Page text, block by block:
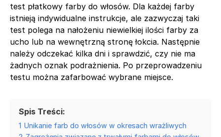
test płatkowy farby do włosów. Dla każdej farby
istnieją indywidualne instrukcje, ale zazwyczaj taki
test polega na nałożeniu niewielkiej ilości farby za
ucho lub na wewnętrzną stronę łokcia. Następnie
należy odczekać kilka dni i sprawdzić, czy nie ma
żadnych oznak podrażnienia. Po przeprowadzeniu
testu można zafarbować wybrane miejsce.
Spis Treści:
1 Unikanie farb do włosów w okresach wrażliwych